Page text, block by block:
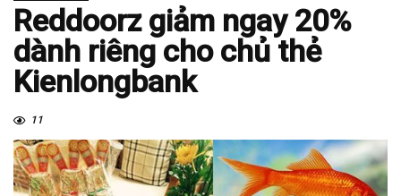
Reddoorz giảm ngay 20%
dành riêng cho chủ thẻ
Kienlongbank
11